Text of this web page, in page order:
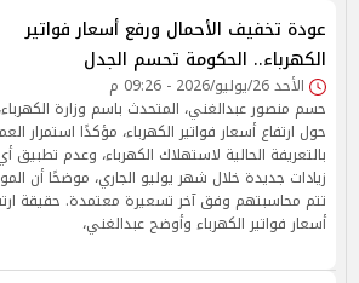
عودة تخفيف الأحمال ورفع أسعار فواتير
الكهرباء.. الحكومة تحسم الجدل
الأحد 26/يوليو/2026 - 09:26 م
حسم منصور عبدالغني، المتحدث باسم وزارة
حول ارتفاع أسعار فواتير الكهرباء، مؤكدًا استمرار
بالتعريفة الحالية لاستهلاك الكهرباء، وعدم تطبيق
زيادات جديدة خلال شهر يوليو الجاري، موضحًا أن
تتم محاسبتهم وفق آخر تسعيرة معتمدة. حقيقة
أسعار فواتير الكهرباء وأوضح عبدالغني،